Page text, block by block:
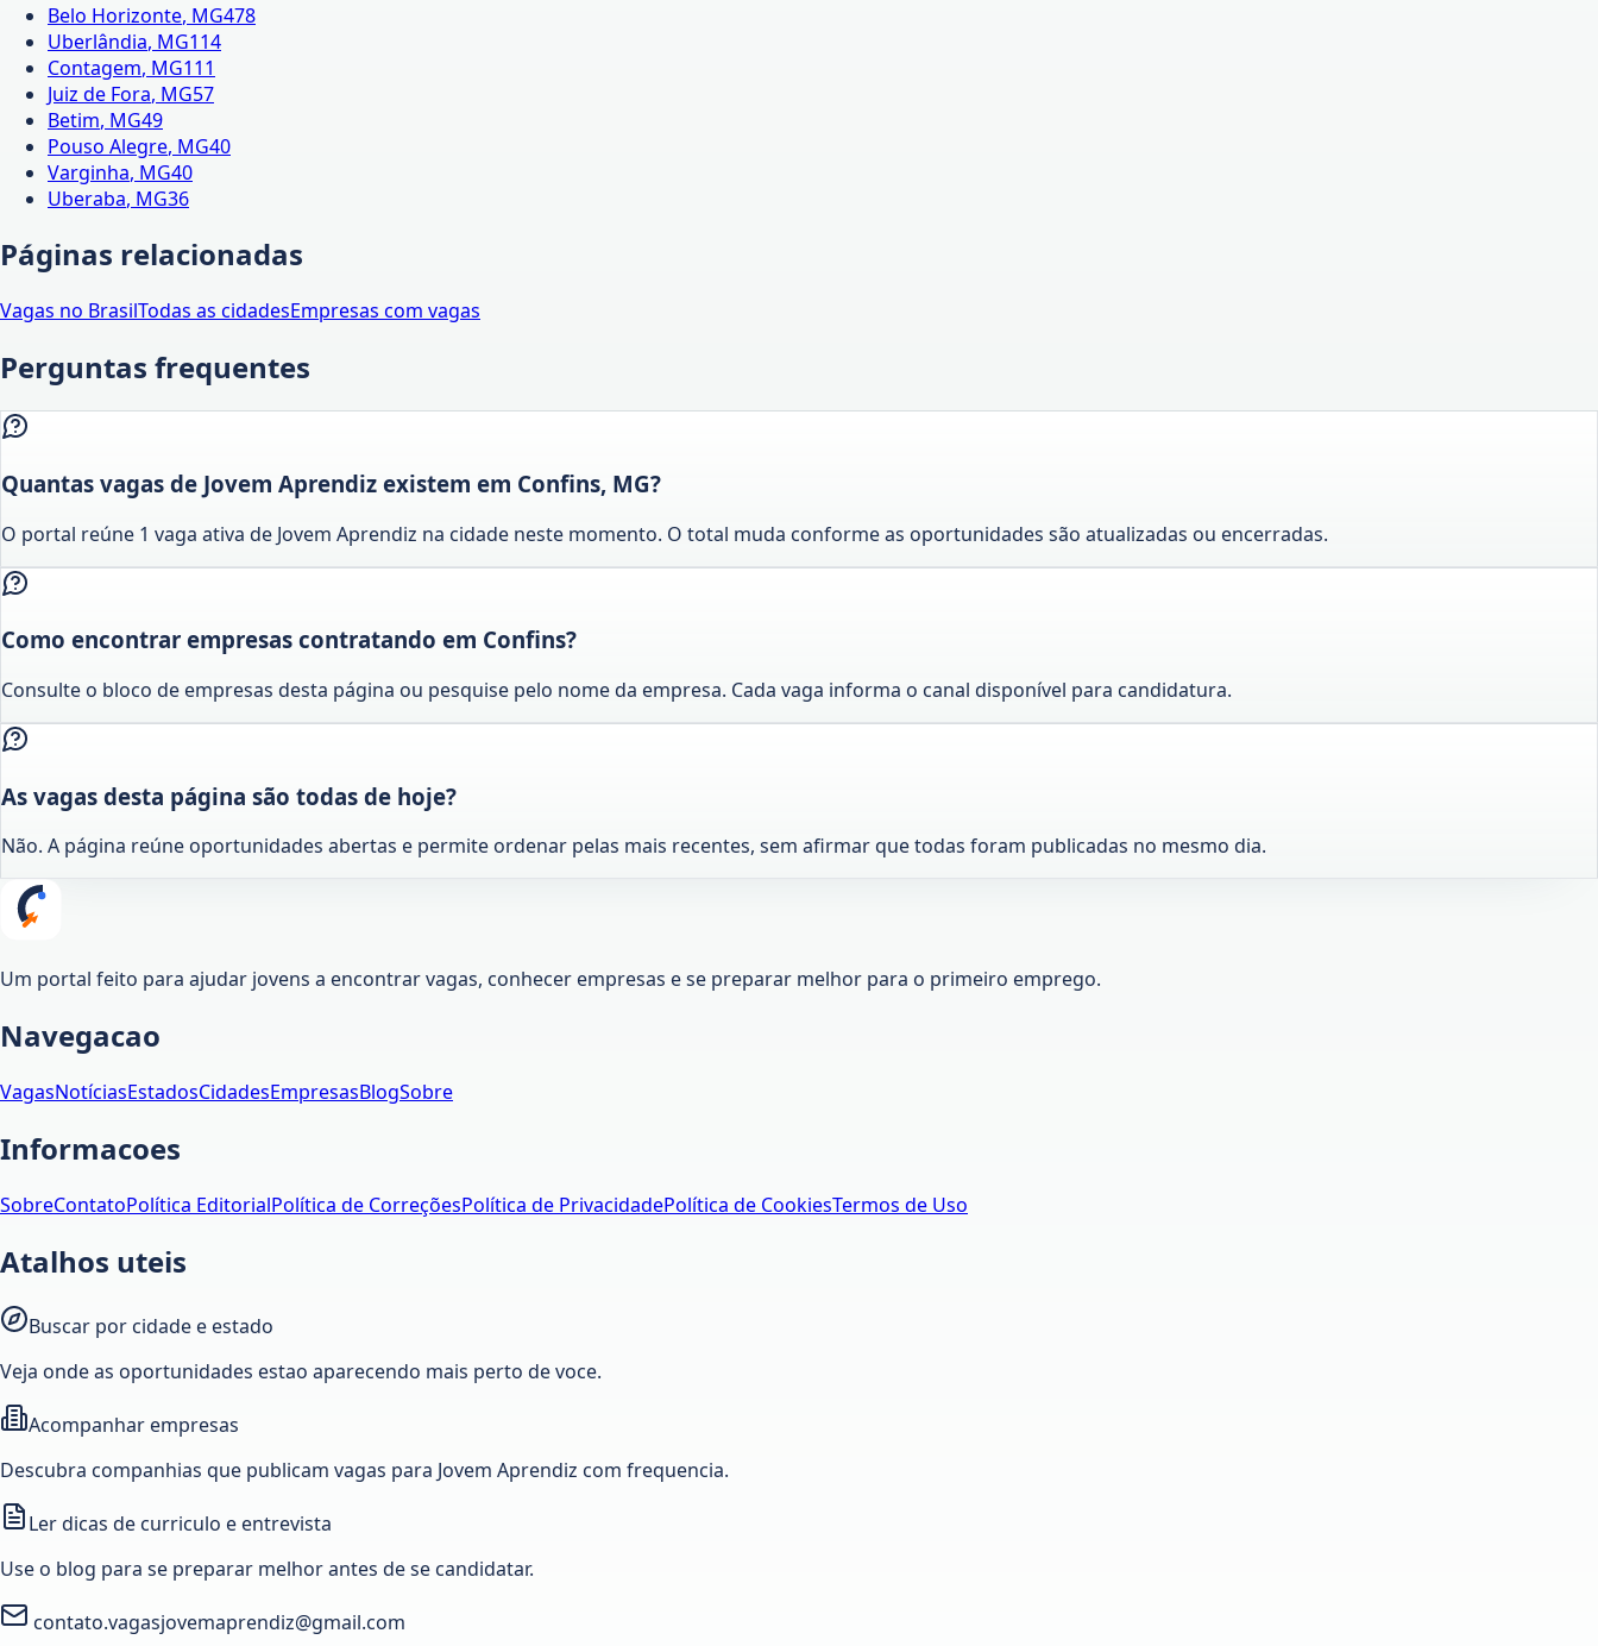
Belo Horizonte, MG478
Uberlândia, MG114
Contagem, MG111
Juiz de Fora, MG57
Betim, MG49
Pouso Alegre, MG40
Varginha, MG40
Uberaba, MG36
Páginas relacionadas
Vagas no BrasilTodas as cidadesEmpresas com vagas
Perguntas frequentes
Quantas vagas de Jovem Aprendiz existem em Confins, MG?
O portal reúne 1 vaga ativa de Jovem Aprendiz na cidade neste momento. O total muda conforme as oportunidades são atualizadas ou encerradas.
Como encontrar empresas contratando em Confins?
Consulte o bloco de empresas desta página ou pesquise pelo nome da empresa. Cada vaga informa o canal disponível para candidatura.
As vagas desta página são todas de hoje?
Não. A página reúne oportunidades abertas e permite ordenar pelas mais recentes, sem afirmar que todas foram publicadas no mesmo dia.
Um portal feito para ajudar jovens a encontrar vagas, conhecer empresas e se preparar melhor para o primeiro emprego.
Navegacao
VagasNotíciasEstadosCidadesEmpresasBlogSobre
Informacoes
SobreContatoPolítica EditorialPolítica de CorreçõesPolítica de PrivacidadePolítica de CookiesTermos de Uso
Atalhos uteis
Buscar por cidade e estado
Veja onde as oportunidades estao aparecendo mais perto de voce.
Acompanhar empresas
Descubra companhias que publicam vagas para Jovem Aprendiz com frequencia.
Ler dicas de curriculo e entrevista
Use o blog para se preparar melhor antes de se candidatar.
contato.vagasjovemaprendiz@gmail.com